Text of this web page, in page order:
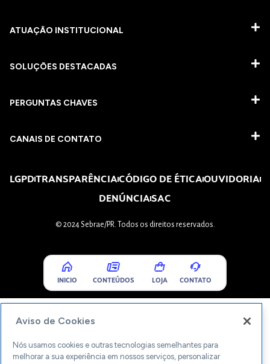
ATUAÇÃO INSTITUCIONAL
SOLUÇÕES DESTACADAS
PERGUNTAS CHAVES​
CANAIS DE CONTATO
LGPDTRANSPARÊNCIACÓDIGO DE ÉTICAOUVIDORIA
DENÚNCIASAC
© 2024 Sebrae/PR. Todos os direitos reservados.
INICIO CONTEÚDOS LOJA CONTATO
Aviso de Cookies
Nós usamos cookies e outras tecnologias semelhantes para
melhorar a sua experiência em nossos serviços, personalizar